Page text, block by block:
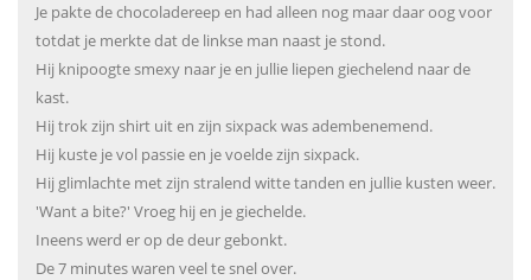
Je pakte de chocoladereep en had alleen nog maar daar oog voor
totdat je merkte dat de linkse man naast je stond.
Hij knipoogte smexy naar je en jullie liepen giechelend naar de
kast.
Hij trok zijn shirt uit en zijn sixpack was adembenemend.
Hij kuste je vol passie en je voelde zijn sixpack.
Hij glimlachte met zijn stralend witte tanden en jullie kusten weer.
'Want a bite?' Vroeg hij en je giechelde.
Ineens werd er op de deur gebonkt.
De 7 minutes waren veel te snel over.